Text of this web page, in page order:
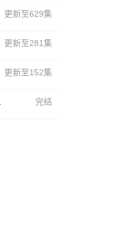
更新至629集
更新至281集
更新至152集
完结